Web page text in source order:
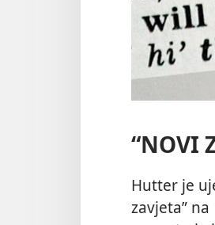
“NOVI
Hutter je
zavjeta”